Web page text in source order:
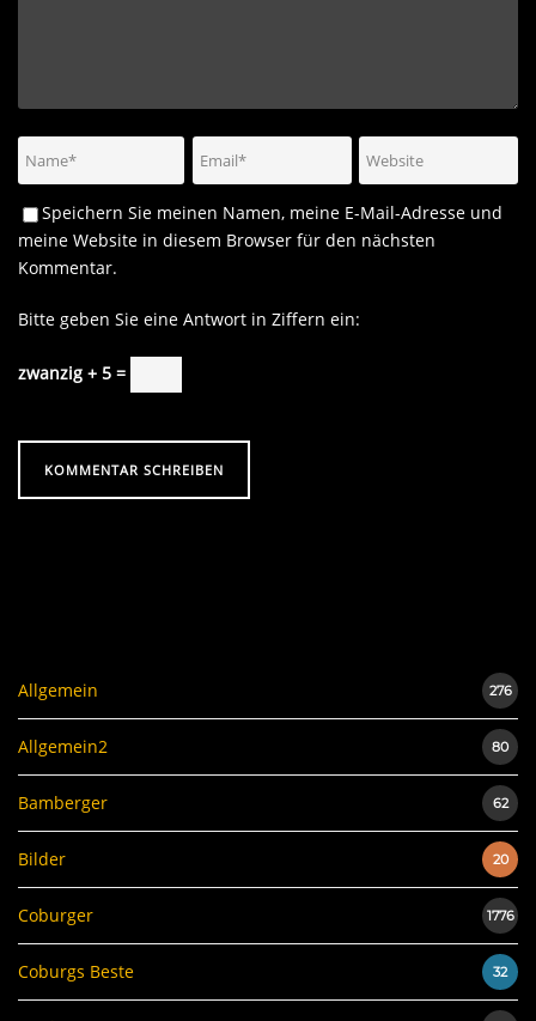
Speichern Sie meinen Namen, meine E-Mail-Adresse und
meine Website in diesem Browser für den nächsten
Kommentar.
Bitte geben Sie eine Antwort in Ziffern ein:
zwanzig + 5 =
Allgemein 276
Allgemein2 80
Bamberger 62
Bilder 20
Coburger 1776
Coburgs Beste 32